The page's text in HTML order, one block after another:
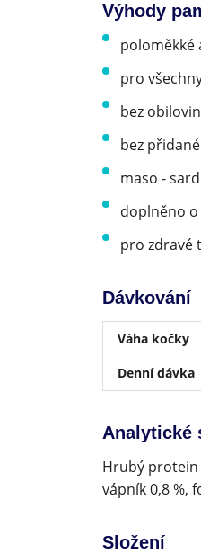
Výhody
poloměkké
pro
bez
bez
maso -
doplněno
pro zdravé
Dávkování
Váha kočky
Denní dávka
Analytické
Hrubý protein
vápník 0,8 %,
Složení